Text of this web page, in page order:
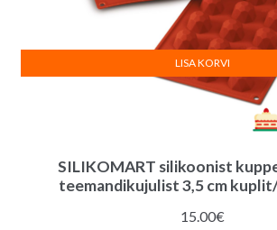
SILIKOMART silikoonist
teemandikujulist 3,5 cm
15.00€
LISA KORVI